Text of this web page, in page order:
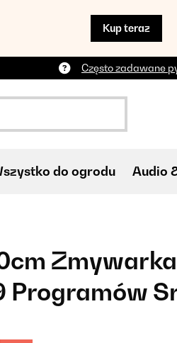
Kup teraz
Często zadawane
do ogrodu Audio
Programów